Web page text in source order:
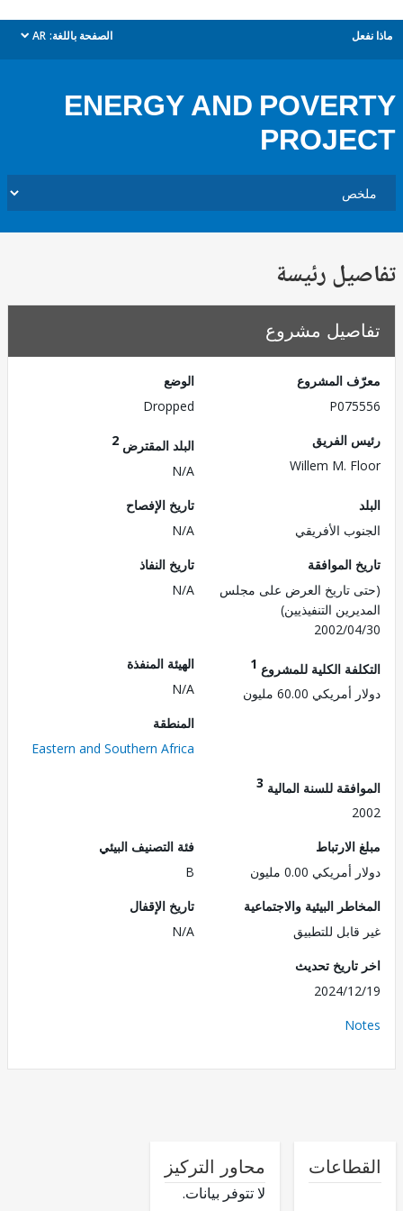
الصفحة باللغة: AR
dropdown
ENERGY AND
رئيسة
مشروع
المشروع
Dropped
الفريق
Willem M.
البلد المقترض
الأفريقي
تاريخ الإفصاح
الموافقة
تاريخ العرض على مجلس
التنفيذيين)
2002/
تاريخ النفاذ
N/A
الكلية للمشروع1
60.00 مليون
الهيئة المنفذة
Eastern and Southern Africa
للسنة المالية3
0.00 مليون
فئة التصنيف البيئي
البيئية والاجتماعية
للتطبيق
تاريخ الإقفال
تحديث
2024/
محاور التركيز
لا تتوفر بيانات.